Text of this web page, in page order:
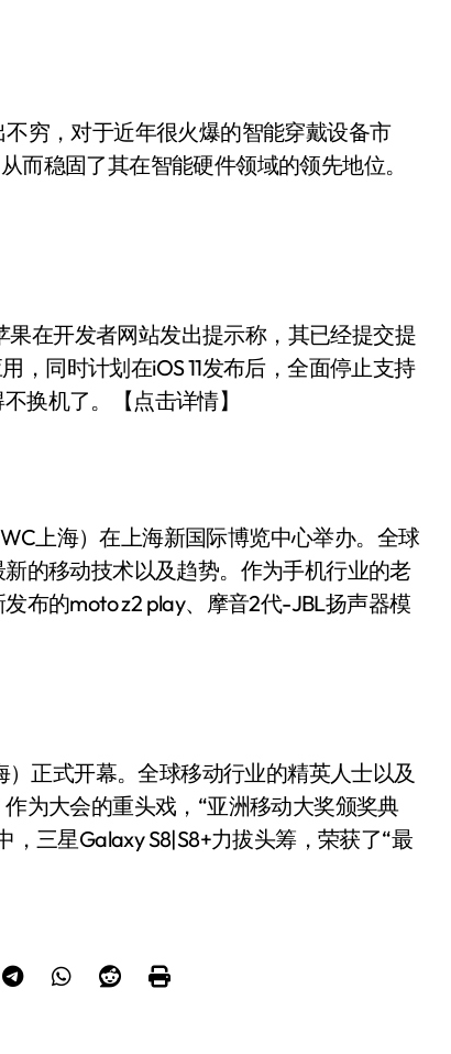
穷，对于近年很火爆的智能穿戴设备市
而稳固了其在智能硬件领域的领先地位。
在开发者网站发出提示称，其已经提交提
，同时计划在iOS 11发布后，全面停止支持
换机了。【点击详情】
上海）在上海新国际博览中心举办。全球
的移动技术以及趋势。作为手机行业的老
布的moto z2 play、摩音2代-JBL扬声器模
正式开幕。全球移动行业的精英人士以及
为大会的重头戏，“亚洲移动大奖颁奖典
三星Galaxy S8|S8+力拔头筹，荣获了“最